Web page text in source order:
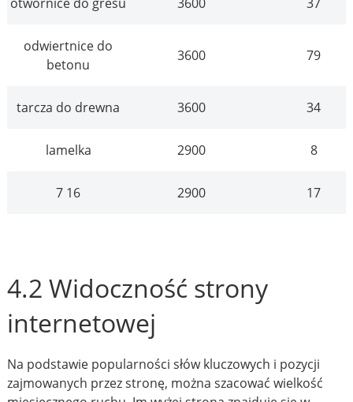
odwiertnice do
betonu
3600 79
tarcza do drewna 3600 34
lamelka 2900 8
7 16 2900 17
4.2 Widoczność strony
internetowej
Na podstawie popularności słów kluczowych i pozycji
zajmowanych przez stronę, można szacować wielkość